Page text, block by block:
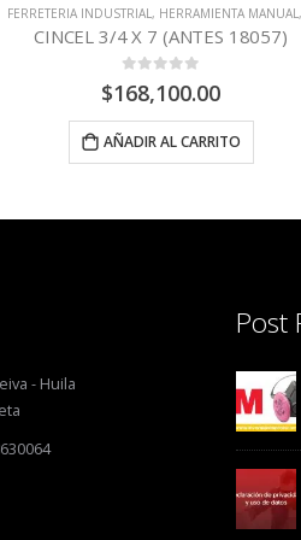
FERRETERIA INDUSTRIAL , HERRAMIENTA MANUAL ,
CINCEL 3/4 X 7 (ANTES 18057)
0 out of 5
$168,100.00
AÑADIR AL CARRITO
- Huila
Post